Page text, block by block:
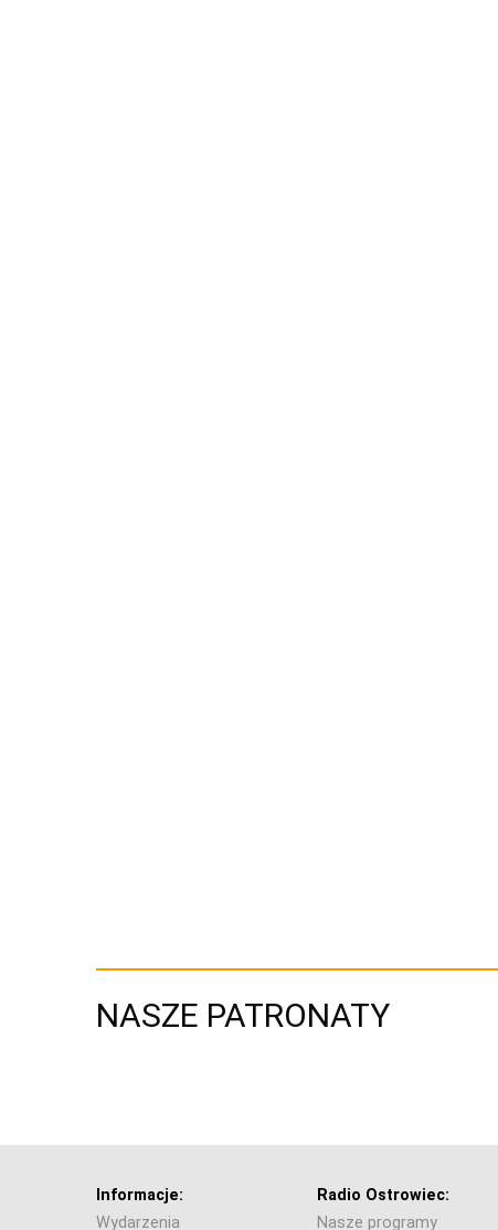
NASZE PATRONATY
Informacje:
Wydarzenia
Radio Ostrowiec:
Nasze programy